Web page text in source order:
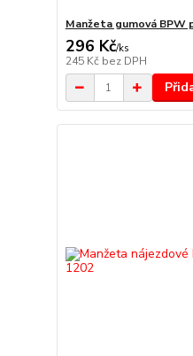
Manžeta gumová BPW
296 Kč/ks
245 Kč bez DPH